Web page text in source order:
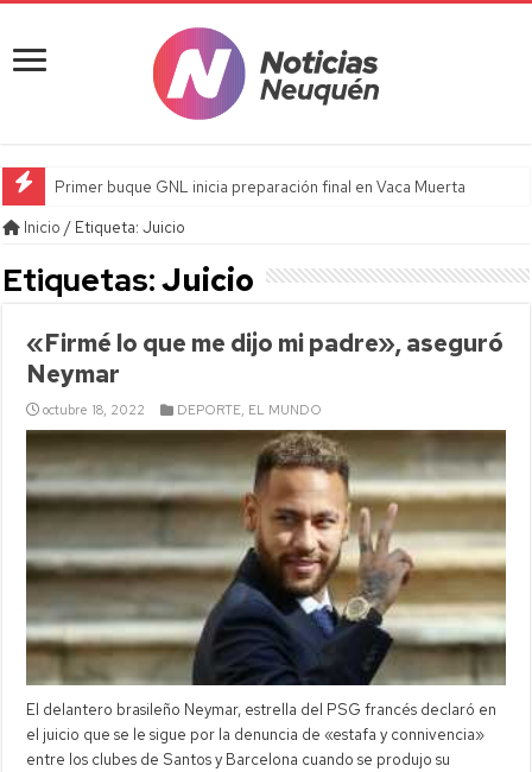
Primer buque GNL inicia preparación final en Vaca Muerta
Inicio / Etiqueta:Juicio
Etiquetas:Juicio
«Firmé lo que me dijo mi padre», aseguró
Neymar
octubre 18, 2022 DEPORTE, EL MUNDO
El delantero brasileño Neymar, estrella del PSG francés declaró en
el juicio que se le sigue por la denuncia de «estafa y connivencia»
entre los clubes de Santos y Barcelona cuando se produjo su